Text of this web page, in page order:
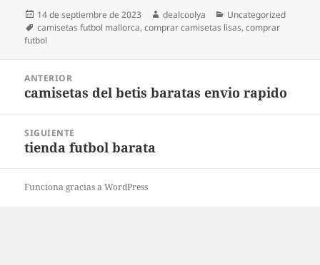
Publicado
el
14 de septiembre de 2023 Autor
dealcoolya Categorías
Uncategorized
Etiquetas
camisetas futbol mallorca,comprar camisetas lisas,comprar
futbol
entradas
ANTERIOR
Entrada
camisetas del betis baratas envio rapido
SIGUIENTE
Entrada
tienda futbol barata
Funciona gracias a WordPress